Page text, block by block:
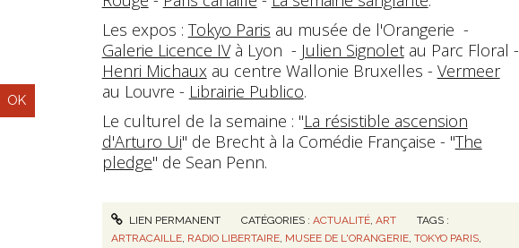
Les expos : Tokyo Paris au musée de l'Orangerie -
Galerie Licence IVà Lyon - Julien Signoletau Parc Floral -
Henri Michauxau centre Wallonie Bruxelles - Vermeer
au Louvre - Librairie Publico.
Le culturel de la semaine : "La résistible ascension
d'Arturo Ui" de Brecht à la Comédie Française - "The
pledge" de Sean Penn.
LIEN PERMANENT CATÉGORIES :ACTUALITÉ ,ART
TAGS :
ARTRACAILLE, RADIO LIBERTAIRE, MUSEE DE L'ORANGERIE, TOKYO PARIS,